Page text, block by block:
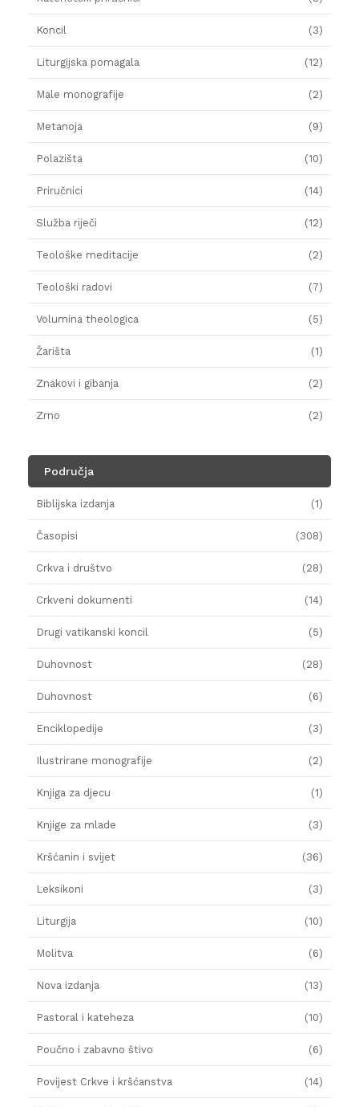
Koncil (3)
Liturgijska pomagala (12)
Male monografije (2)
Metanoja (9)
Polazišta (10)
Priručnici (14)
Služba riječi (12)
Teološke meditacije (2)
Teološki radovi (7)
Volumina theologica (5)
Žarišta (1)
Znakovi i gibanja (2)
Zrno (2)
Područja
Biblijska izdanja (1)
Časopisi (308)
Crkva i društvo (28)
Crkveni dokumenti (14)
Drugi vatikanski koncil (5)
Duhovnost (28)
Duhovnost (6)
Enciklopedije (3)
Ilustrirane monografije (2)
Knjiga za djecu (1)
Knjige za mlade (3)
Kršćanin i svijet (36)
Leksikoni (3)
Liturgija (10)
Molitva (6)
Nova izdanja (13)
Pastoral i kateheza (10)
Poučno i zabavno štivo (6)
Povijest Crkve i kršćanstva (14)